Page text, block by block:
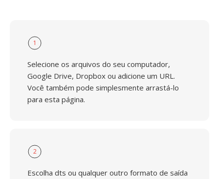
1
Selecione os arquivos do seu computador,
Google Drive, Dropbox ou adicione um URL.
Você também pode simplesmente arrastá-lo
para esta página.
2
Escolha dts ou qualquer outro formato de saída